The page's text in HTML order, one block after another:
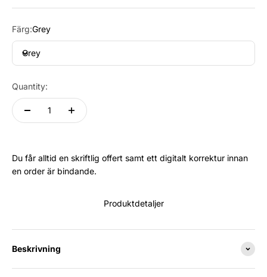
Färg:Grey
Grey
Quantity:
Du får alltid en skriftlig offert samt ett digitalt korrektur innan
en order är bindande.
Produktdetaljer
Beskrivning